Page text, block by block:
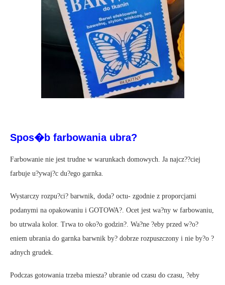
Spos�b farbowania ubra?
Farbowanie nie jest trudne w warunkach domowych. Ja najcz??ciej
farbuje u?ywaj?c du?ego garnka.
Wystarczy rozpu?ci? barwnik, doda? octu- zgodnie z proporcjami
podanymi na opakowaniu i GOTOWA?. Ocet jest wa?ny w farbowaniu,
bo utrwala kolor. Trwa to oko?o godzin?. Wa?ne ?eby przed w?o?
eniem ubrania do garnka barwnik by? dobrze rozpuszczony i nie by?o ?
adnych grudek.
Podczas gotowania trzeba miesza? ubranie od czasu do czasu, ?eby